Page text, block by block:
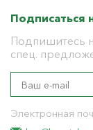
Подписаться
Подпишитесь
спец.
Электронная